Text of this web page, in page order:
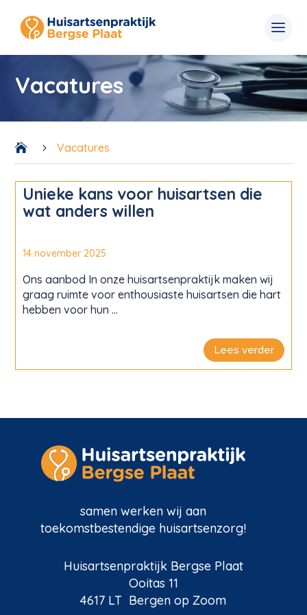
Vacatures
 5 Vacatures
Unieke kans voor huisartsen die
wat anders willen
14 november 2025
Ons aanbod In onze huisartsenpraktijk maken wij
graag ruimte voor enthousiaste huisartsen die hart
hebben voor hun ...
Lees verder
samen werken wij aan
toekomstbestendige huisartsenzorg!
Huisartsenpraktijk Bergse Plaat
Ooitas 11
4617 LT Bergen op Zoom